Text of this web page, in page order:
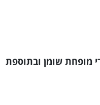
מופחת שומן ובתוספת